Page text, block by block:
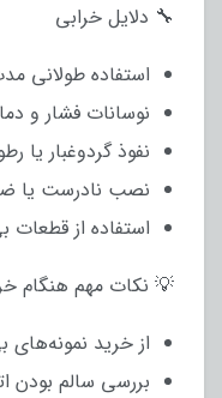
🔧 دلایل خرابی
استفاده طولانی
نوسانات فشار و
نفوذ گردوغبار یا
نصب نادرست یا
استفاده از قطعات
💡 نکات مهم هنگام
از خرید نمونه‌های
بررسی سالم بودن